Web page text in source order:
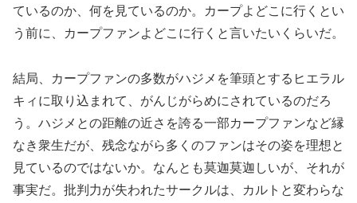
ているのか、何を見ているのか。カープよどこに行くとい
う前に、カープファンよどこに行くと言いたいくらいだ。
結局、カープファンの多数がハジメを筆頭とするヒエラル
キィに取り込まれて、がんじがらめにされているのだろ
う。ハジメとの距離の近さを誇る一部カープファンなど縁
なき衆生だが、残念ながら多くのファンはその姿を理想と
見ているのではないか。なんとも莫迦莫迦しいが、それが
事実だ。批判力が失われたサークルは、カルトと変わらな